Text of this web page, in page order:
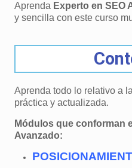
Aprenda Experto en SEO
y sencilla con este curso
Aprenda todo lo relativo a
práctica y actualizada.
Módulos que conforman
Avanzado: